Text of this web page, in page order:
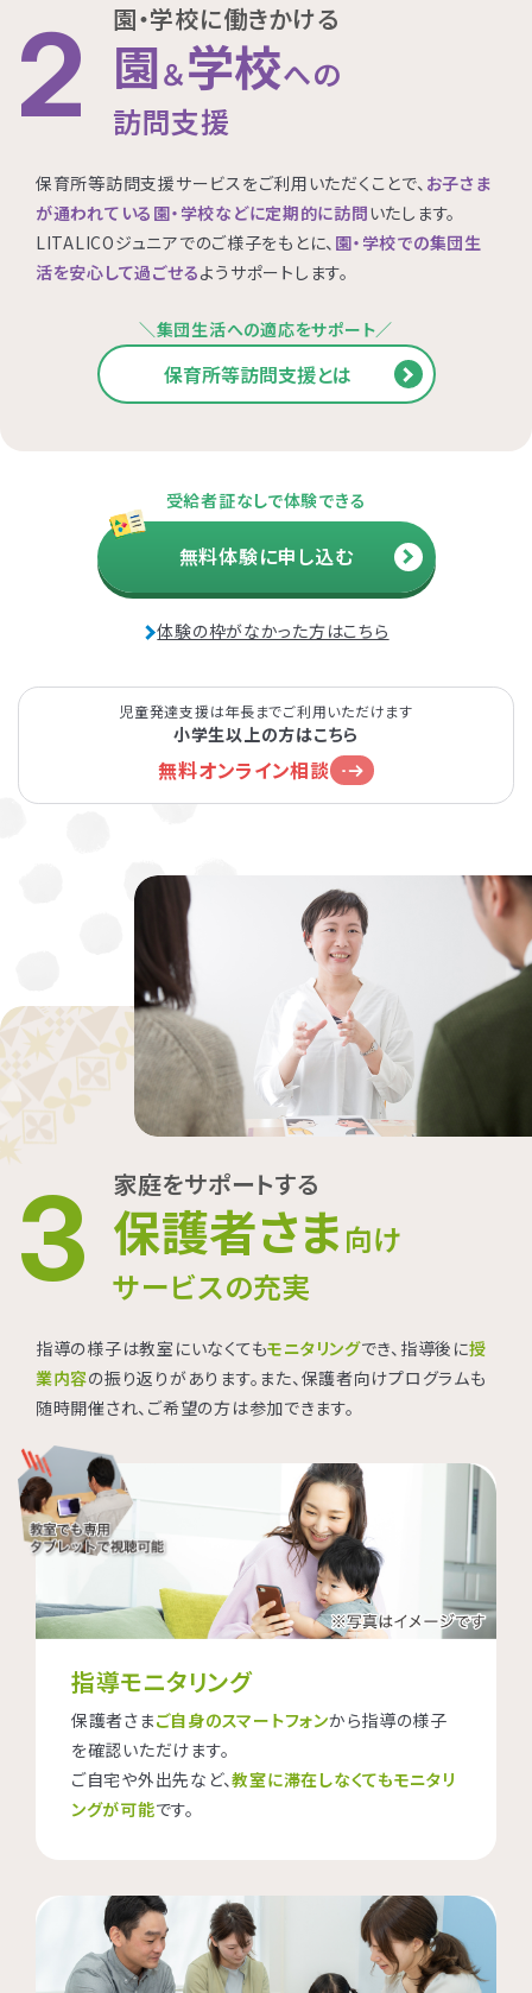
2 園・学校に働きかける
園＆学校への
訪問支援
保育所等訪問支援サービスをご利用いただくことで、 お子さま
が通われている園・学校などに定期的に訪問いたします。
LITALICOジュニアでのご様子をもとに、 園・学校での集団生
活を安心して過ごせるようサポートします。
＼集団生活への適応をサポート／
保育所等訪問支援とは
受給者証なしで体験できる
無料体験に申し込む
体験の枠がなかった方はこちら
児童発達支援は年長までご利用いただけます
小学生以上の方はこちら
無料オンライン相談
3 家庭をサポートする
保護者さま 向け
サービスの充実
指導の様子は教室にいなくてもモニタリングでき、指導後に授
業内容の振り返りがあります。また、保護者向けプログラムも
随時開催され、ご希望の方は参加できます。
指導モニタリング
保護者さまご自身のスマートフォンから指導の様子
を確認いただけます。
ご自宅や外出先など、教室に滞在しなくてもモニタリ
ングが可能です。